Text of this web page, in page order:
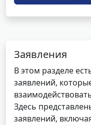
Заявления
В этом разделе
заявлений,
Здесь
заявлений,